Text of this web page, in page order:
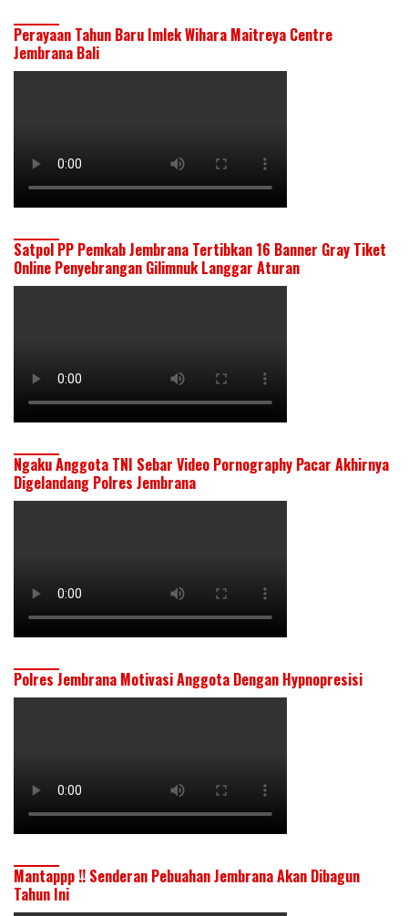
Perayaan Tahun Baru Imlek Wihara Maitreya Centre
Jembrana Bali
Satpol PP Pemkab Jembrana Tertibkan 16 Banner Gray Tiket
Online Penyebrangan Gilimnuk Langgar Aturan
Ngaku Anggota TNI Sebar Video Pornography Pacar Akhirnya
Digelandang Polres Jembrana
Polres Jembrana Motivasi Anggota Dengan Hypnopresisi
Mantappp !! Senderan Pebuahan Jembrana Akan Dibagun
Tahun Ini